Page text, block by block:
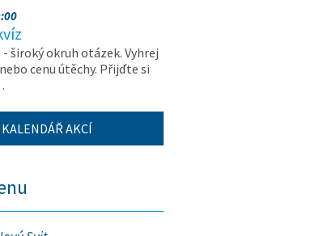
široký okruh otázek. Vyhrej
cenu útěchy. Přijďte si
AKCÍ